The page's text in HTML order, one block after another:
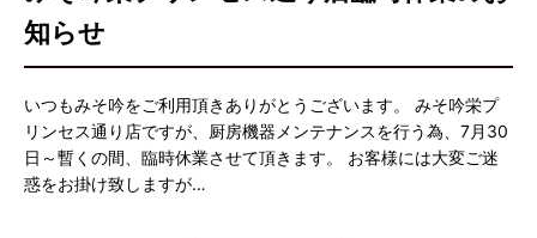
知らせ
いつもみそ吟をご利用頂きありがとうございます。 みそ吟栄プ
リンセス通り店ですが、厨房機器メンテナンスを行う為、7月30
日～暫くの間、臨時休業させて頂きます。 お客様には大変ご迷
惑をお掛け致しますが…